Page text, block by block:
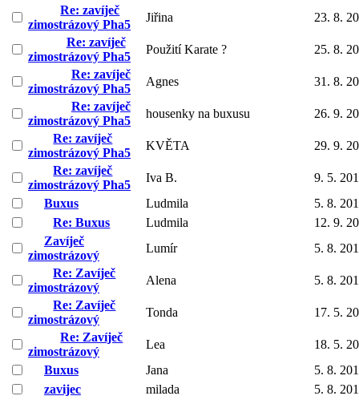
Re: zavíječ
zimostrázový Pha5
Jiřina
23. 8.
Re: zavíječ
zimostrázový Pha5
Použití Karate ?
25. 8.
Re: zavíječ
zimostrázový Pha5
Agnes
31. 8.
Re: zavíječ
zimostrázový Pha5
housenky na buxusu
26. 9.
Re: zavíječ
zimostrázový Pha5
KVĚTA
29. 9.
Re: zavíječ
zimostrázový Pha5
Iva B.
9. 5.
Buxus
Ludmila
5. 8.
Re: Buxus
Ludmila
12. 9.
Zavíječ
zimostrázový
Lumír
5. 8.
Re: Zavíječ
zimostrázový
Alena
5. 8.
Re: Zavíječ
zimostrázový
Tonda
17. 5.
Re: Zavíječ
zimostrázový
Lea
18. 5.
Buxus
Jana
5. 8.
zavijec
milada
5. 8.